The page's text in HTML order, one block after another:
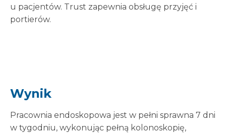
u pacjentów. Trust zapewnia obsługę przyjęć i
portierów.
Wynik
Pracownia endoskopowa jest w pełni sprawna 7 dni
w tygodniu, wykonując pełną kolonoskopię,